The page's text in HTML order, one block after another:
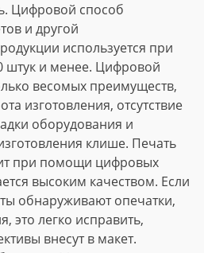
Цифровой способ
и другой
используется при
штук и менее. Цифровой
весомых преимуществ,
изготовления, отсутствие
оборудования и
клише. Печать
при помощи цифровых
высоким качеством. Если
обнаруживают опечатки,
это легко исправить,
внесут в макет.